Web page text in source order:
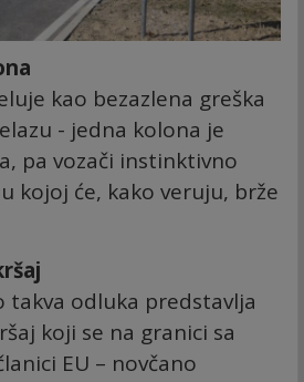
kao bezazlena greška
- jedna kolona je
pa vozači instinktivno
kojoj će, kako veruju, brže
takva odluka predstavlja
koji se na granici sa
EU – novčano